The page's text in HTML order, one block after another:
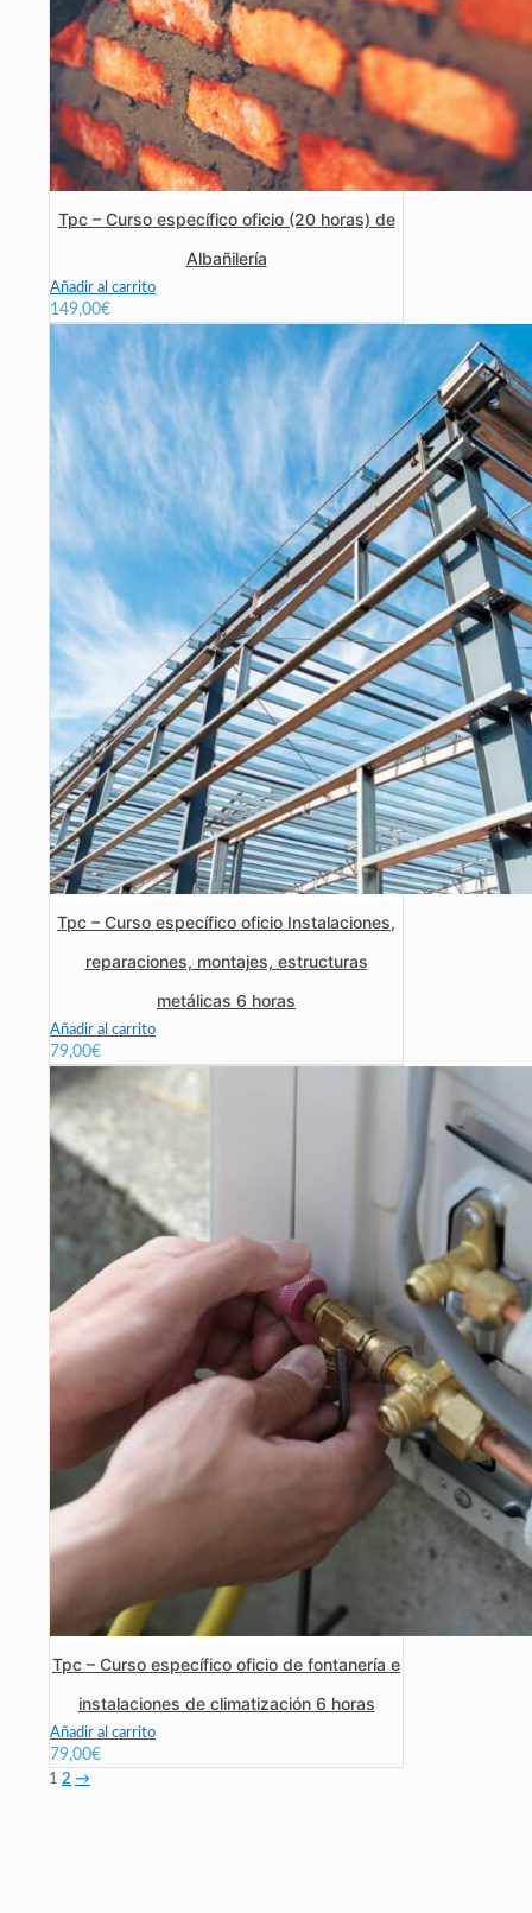
Tpc – Curso específico oficio (20 horas) de
Albañilería
Añadir al carrito
149,00€
Tpc – Curso específico oficio Instalaciones,
reparaciones, montajes, estructuras
metálicas 6 horas
Añadir al carrito
79,00€
Tpc – Curso específico oficio de fontanería e
instalaciones de climatización 6 horas
Añadir al carrito
79,00€
1 2 →